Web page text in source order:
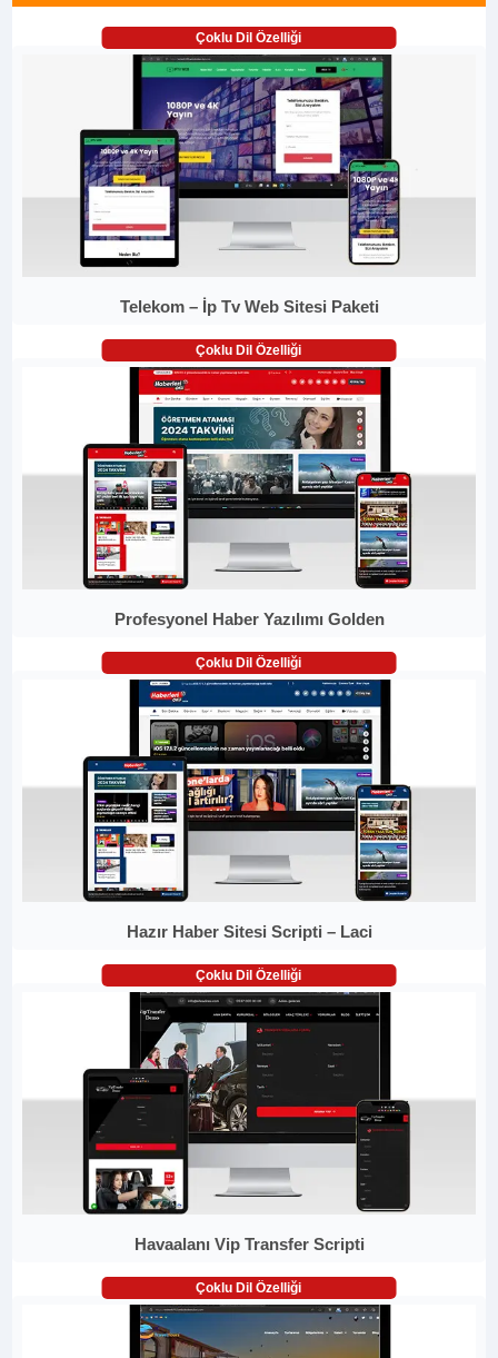
Çoklu Dil Özelliği
Telekom – İp Tv Web Sitesi Paketi
Çoklu Dil Özelliği
Profesyonel Haber Yazılımı Golden
Çoklu Dil Özelliği
Hazır Haber Sitesi Scripti – Laci
Çoklu Dil Özelliği
Havaalanı Vip Transfer Scripti
Çoklu Dil Özelliği